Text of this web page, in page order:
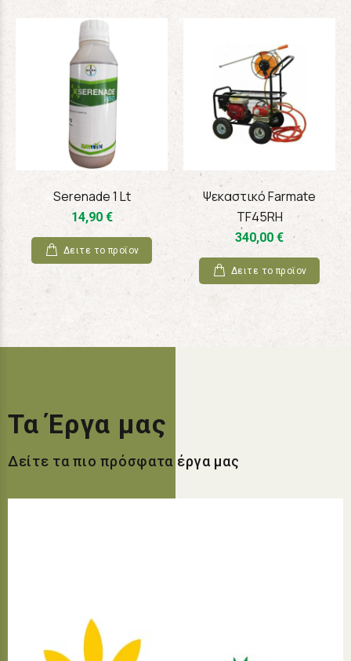
Serenade 1 Lt
14,90 €
Δειτε το προϊoν
Ψεκαστικό Farmate
TF45RH
340,00 €
Δειτε το προϊoν
Τα Έργα μας
Δείτε τα πιο πρόσφατα έργα μας